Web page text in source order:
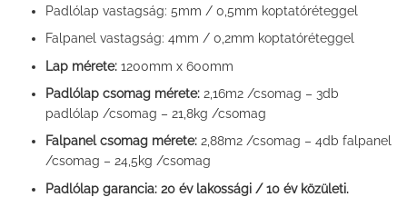
Padlólap vastagság: 5mm / 0,5mm koptatóréteggel
Falpanel vastagság: 4mm / 0,2mm koptatóréteggel
Lap mérete:1200mm x 600mm
Padlólap csomag mérete:2,16m2 /csomag – 3db
padlólap /csomag – 21,8kg /csomag
Falpanel csomag mérete: 2,88m2 /csomag – 4db falpanel
/csomag – 24,5kg /csomag
Padlólap garancia: 20 év lakossági / 10 év közületi.